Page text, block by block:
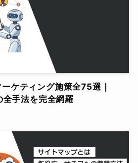
ケティング施策全75選｜
手法を完全網羅